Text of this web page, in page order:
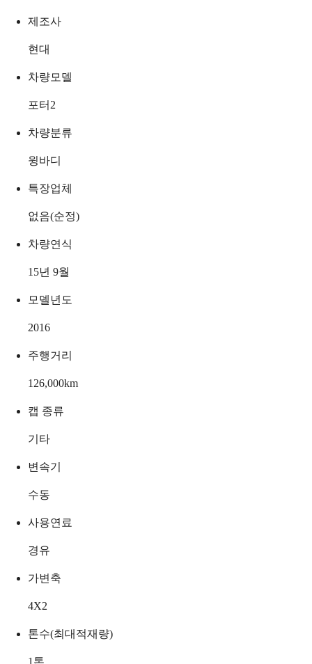
제조사
현대
차량모델
포터2
차량분류
윙바디
특장업체
없음(순정)
차량연식
15년 9월
모델년도
2016
주행거리
126,000km
캡 종류
기타
변속기
수동
사용연료
경유
가변축
4X2
톤수(최대적재량)
1 톤